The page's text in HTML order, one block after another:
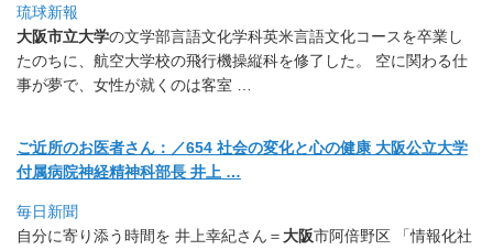
琉球新報
大阪市立大学の文学部言語文化学科英米言語文化コースを卒業し
たのちに、航空大学校の飛行機操縦科を修了した。 空に関わる仕
事が夢で、女性が就くのは客室 …
ご近所のお医者さん：／654 社会の変化と心の健康 大阪公立大学
付属病院神経精神科部長 井上 …
毎日新聞
自分に寄り添う時間を 井上幸紀さん＝ 大阪市阿倍野区 「情報化社